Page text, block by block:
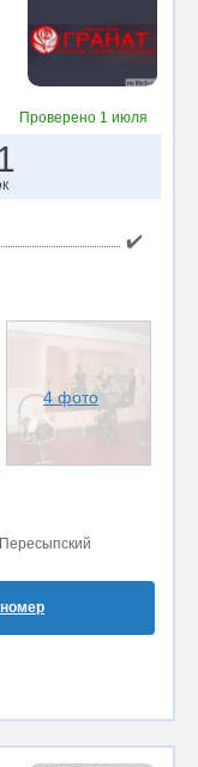
Проверено 1 июля
✔️
4 фото